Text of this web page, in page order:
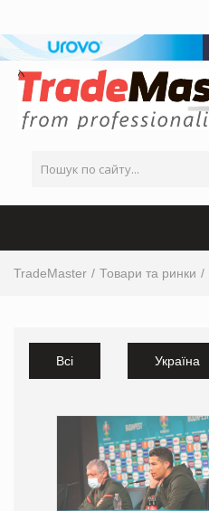
TradeMaster Товари та ринки
Всі Україна